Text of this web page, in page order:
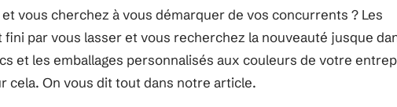
vous cherchez à vous démarquer de vos concurrents ? Les
par vous lasser et vous recherchez la nouveauté jusque
et les emballages personnalisés aux couleurs de votre
cela. On vous dit tout dans notre article.